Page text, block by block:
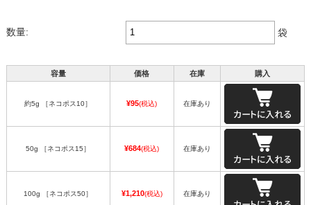
数量: 袋
容量 価格 在庫 購入
約5g ［ネコポス10］ ¥95(税込) 在庫あり
50g ［ネコポス15］ ¥684(税込) 在庫あり
100g ［ネコポス50］ ¥1,210(税込) 在庫あり